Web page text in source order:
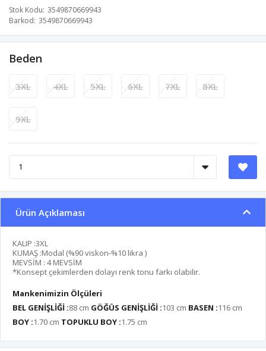
Stok Kodu 3549870669943
Barkod 3549870669943
Beden
3XL 4XL 5XL 6XL 7XL 8XL
9XL
Ürün Açıklaması
KALIP :3XL
KUMAŞ :Modal (%90 viskon-%10 likra )
MEVSİM : 4 MEVSİM
*Konsept çekimlerden dolayı renk tonu farkı olabilir.
Mankenimizin Ölçüleri
BEL GENİŞLİĞİ :88 cm GÖĞÜS GENİŞLİĞİ :103 cm BASEN :116 cm
BOY :1.70 cm TOPUKLU BOY :1.75 cm